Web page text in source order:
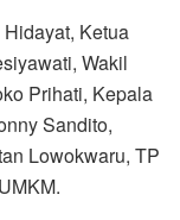
Ketua
Wakil
Prihati, Kepala
Sandito,
Lowokwaru, TP